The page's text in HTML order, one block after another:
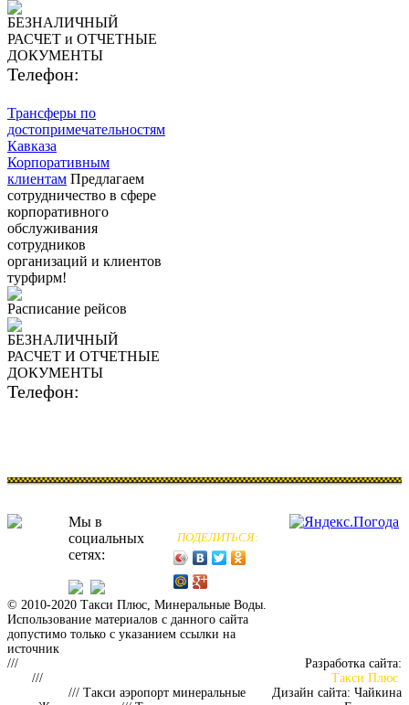
БЕЗНАЛИЧНЫЙ
РАСЧЕТ и ОТЧЕТНЫЕ
ДОКУМЕНТЫ
Телефон:
Трансферы по
достопримечательностям
Кавказа
Корпоративным
клиентам Предлагаем
сотрудничество в сфере
корпоративного
обслуживания
сотрудников
организаций и клиентов
турфирм!
Расписание рейсов
БЕЗНАЛИЧНЫЙ
РАСЧЕТ И ОТЧЕТНЫЕ
ДОКУМЕНТЫ
Телефон:
Мы в
социальных
сетях:
ПОДЕЛИТЬСЯ:
© 2010-2020 Такси Плюс, Минеральные Воды.
Использование материалов с данного сайта
допустимо только с указанием ссылки на
источник
///
///
/// Такси аэропорт минеральные
Разработка сайта:
Такси Плюс
Дизайн сайта: Чайкина